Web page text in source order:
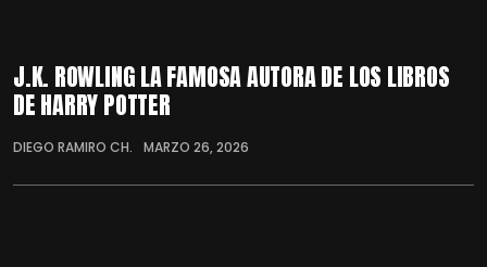
J.K. ROWLING LA FAMOSA AUTORA DE LOS LIBROS
DE HARRY POTTER
DIEGO RAMIRO CH. MARZO 26, 2026